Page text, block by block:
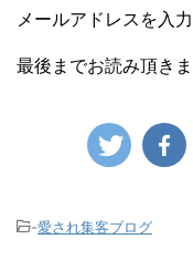
メールアドレスを入
最後までお読み頂き
-愛され集客ブログ